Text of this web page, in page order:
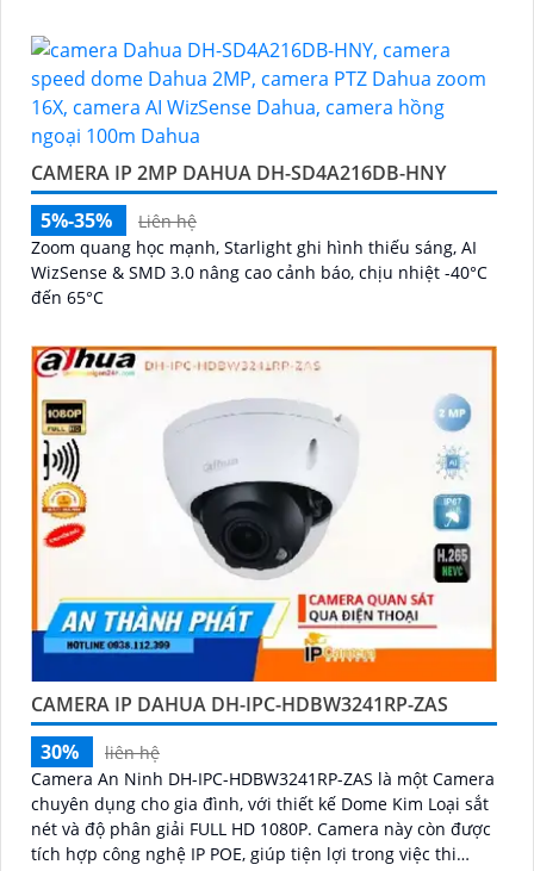
CAMERA IP 2MP DAHUA DH-SD4A216DB-HNY
5%-35%
Liên hệ
Zoom quang học mạnh, Starlight ghi hình thiếu sáng, AI
WizSense & SMD 3.0 nâng cao cảnh báo, chịu nhiệt -40°C
đến 65°C
CAMERA IP DAHUA DH-IPC-HDBW3241RP-ZAS
30%
liên hệ
Camera An Ninh DH-IPC-HDBW3241RP-ZAS là một Camera
chuyên dụng cho gia đình, với thiết kế Dome Kim Loại sắt
nét và độ phân giải FULL HD 1080P. Camera này còn được
tích hợp công nghệ IP POE, giúp tiện lợi trong việc thi